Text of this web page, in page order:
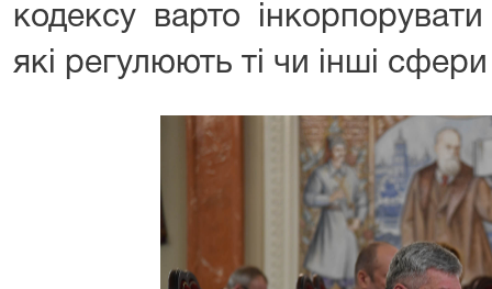
кодексу варто
які регулюють ті чи інші сфери